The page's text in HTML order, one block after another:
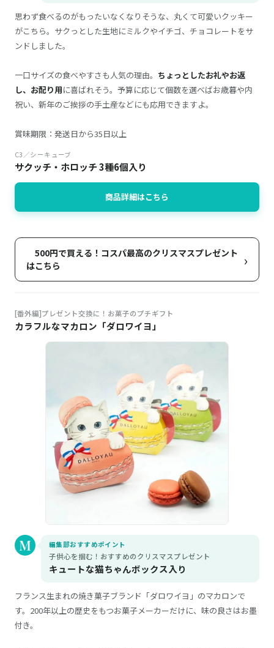
思わず食べるのがもったいなくなりそうな、丸くて可愛いクッキー
がこちら。サクっとした生地にミルクやイチゴ、チョコレートをサ
ンドしました。
一口サイズの食べやすさも人気の理由。 ちょっとしたお礼やお返
し、お配り用に喜ばれそう。予算に応じて個数を選べばお歳暮や内
祝い、新年のご挨拶の手土産などにも応用できますよ。
賞味期限：発送日から35日以上
C3／シーキューブ
サクッチ・ホロッチ 3種6個入り
商品詳細はこちら
500円で買える！コスパ最高のクリスマスプレゼント
はこちら
›
[番外編]プレゼント交換に！お菓子のプチギフト
カラフルなマカロン「ダロワイヨ」
編集部おすすめポイント
子供心を掴む！おすすめのクリスマスプレゼント
キュートな猫ちゃんボックス入り
フランス生まれの焼き菓子ブランド「ダロワイヨ」のマカロンで
す。200年以上の歴史をもつお菓子メーカーだけに、味の良さはお墨
付き。